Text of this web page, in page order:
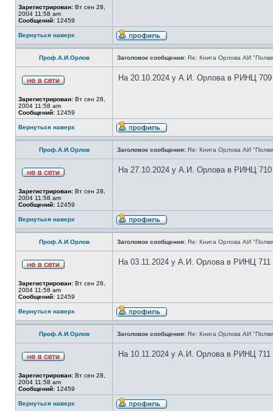
Зарегистрирован: Вт сен 28,
2004 11:58 am
Сообщений: 12459
Вернуться наверх
Проф.А.И.Орлов Заголовок сообщения: Re: Книга Орлова АИ
Зарегистрирован: Вт сен 28,
2004 11:58 am
Сообщений: 12459
На 20.10.2024 у А.И. Орлова в РИНЦ 709
Вернуться наверх
Проф.А.И.Орлов Заголовок сообщения: Re: Книга Орлова АИ
Зарегистрирован: Вт сен 28,
2004 11:58 am
Сообщений: 12459
На 27.10.2024 у А.И. Орлова в РИНЦ 710
Вернуться наверх
Проф.А.И.Орлов Заголовок сообщения: Re: Книга Орлова АИ
Зарегистрирован: Вт сен 28,
2004 11:58 am
Сообщений: 12459
На 03.11.2024 у А.И. Орлова в РИНЦ 711
Вернуться наверх
Проф.А.И.Орлов Заголовок сообщения: Re: Книга Орлова АИ
Зарегистрирован: Вт сен 28,
2004 11:58 am
Сообщений: 12459
На 10.11.2024 у А.И. Орлова в РИНЦ 711
Вернуться наверх